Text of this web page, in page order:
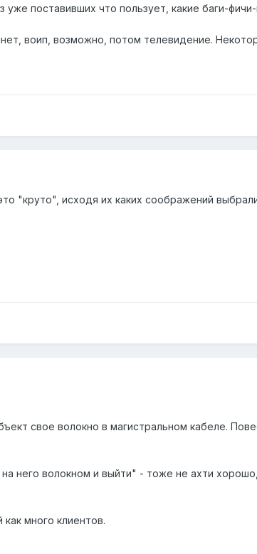
поставивших что пользует, какие баги-
воип, возможно, потом телевидение.
"круто", исходя их каких соображений
свое волокно в магистральном кабеле.
него волокном и выйти" - тоже не ахти
много клиентов.